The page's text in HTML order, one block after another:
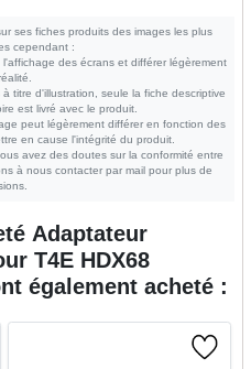
ses fiches produits des images les plus
cependant :
des écrans et différer légèrement
titre d'illustration, seule la fiche descriptive
est livré avec le produit.
peut légèrement différer en fonction des
en cause l'intégrité du produit.
avez des doutes sur la conformité entre
à nous contacter par mail pour plus de
Adaptateur
T4E HDX68
également acheté :